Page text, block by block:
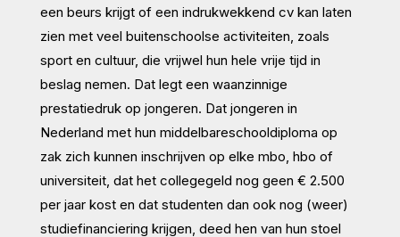
een beurs krijgt of een indrukwekkend cv kan laten
zien met veel buitenschoolse activiteiten, zoals
sport en cultuur, die vrijwel hun hele vrije tijd in
beslag nemen. Dat legt een waanzinnige
prestatiedruk op jongeren. Dat jongeren in
Nederland met hun middelbareschooldiploma op
zak zich kunnen inschrijven op elke mbo, hbo of
universiteit, dat het collegegeld nog geen € 2.500
per jaar kost en dat studenten dan ook nog (weer)
studiefinanciering krijgen, deed hen van hun stoel